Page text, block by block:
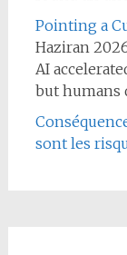
Pointing a
Haziran
AI
but humans
sont les